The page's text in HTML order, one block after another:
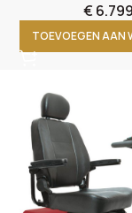
€
TOEVOEGEN AAN